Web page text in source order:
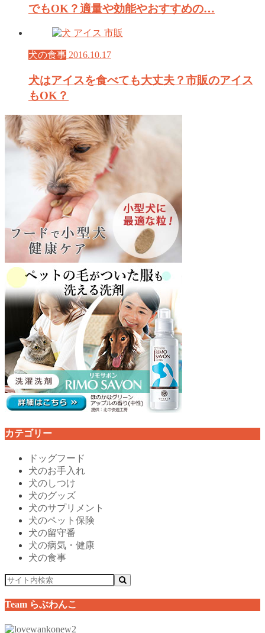
でもOK？適量や効能やおすすめの…
犬の食事 2016.10.17
犬はアイスを食べても大丈夫？市販のアイス
もOK？
カテゴリー
ドッグフード
犬のお手入れ
犬のしつけ
犬のグッズ
犬のサプリメント
犬のペット保険
犬の留守番
犬の病気・健康
犬の食事
Team らぶわんこ